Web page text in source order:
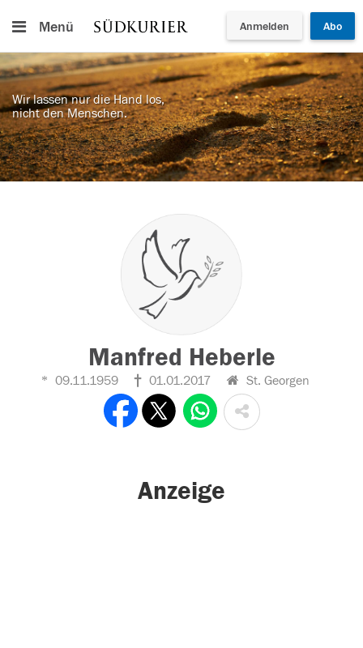
Menü Anmelden Abo
Wir lassen nur die Hand los,
nicht den Menschen.
Manfred Heberle
09.11.1959 01.01.2017 St. Georgen
Anzeige